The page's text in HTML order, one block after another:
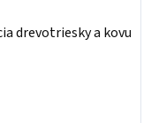
drevotriesky a kovu